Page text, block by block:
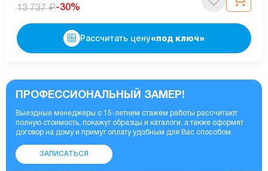
13 737₽-30%
Рассчитать цену«под ключ»
ПРОФЕССИОНАЛЬНЫЙ ЗАМЕР!
Выездные менеджеры с 15-летним стажем работы рассчитают
полную стоимость, покажут образцы и каталоги, а также оформят
договор на дому и примут оплату удобным для Вас способом.
ЗАПИСАТЬСЯ